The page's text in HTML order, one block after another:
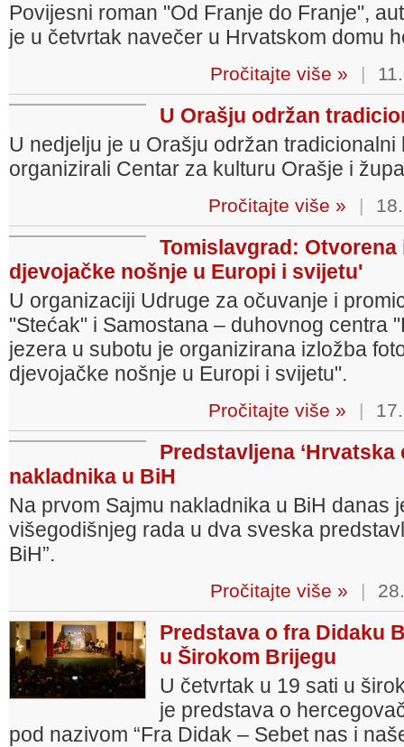
Povijesni roman "Od Franje do Franje",
je u četvrtak navečer u Hrvatskom domu
Pročitajte više » |
U Orašju održan
U nedjelju je u Orašju održan
organizirali Centar za kulturu Orašje i
Pročitajte više » |
Tomislavgrad:
djevojačke nošnje u Europi i svijetu'
U organizaciji Udruge za očuvanje i
"Stećak" i Samostana – duhovnog centra
jezera u subotu je organizirana izložba
djevojačke nošnje u Europi i svijetu".
Pročitajte više » |
Predstavljena ‘Hrvatska
nakladnika u BiH
Na prvom Sajmu nakladnika u BiH danas
višegodišnjeg rada u dva sveska
BiH”.
Pročitajte više » |
Predstava o fra Didaku
u Širokom Brijegu
U četvrtak u 19 sati u
je predstava o
pod nazivom “Fra Didak – Sebet nas i